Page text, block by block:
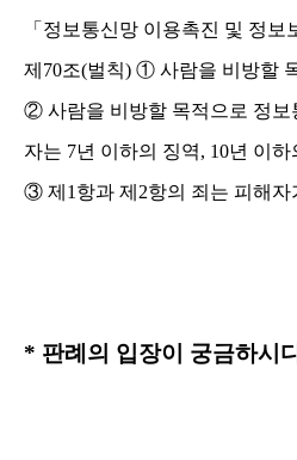
「 정보통신망 이용촉진 및 정보
제 70조(벌칙) ① 사람을 비방할
② 사람을 비방할 목적으로 정
자는 7년 이하의 징역, 10년 이하
③ 제 1 항과 제 2항의 죄는 피해
* 판례의 입장이 궁금하시